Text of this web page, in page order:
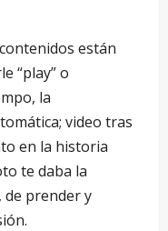
están
“play” o
la
video tras
en la historia
te daba la
de prender y